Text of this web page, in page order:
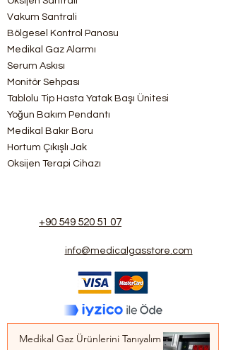
Vakum Santrali
Bölgesel Kontrol Panosu
Medikal Gaz Alarmı
Serum Askısı
Monitör Sehpası
Tablolu Tip Hasta Yatak Başı Ünitesi
Yoğun Bakım Pendantı
Medikal Bakır Boru
Hortum Çıkışlı Jak
Oksijen Terapi Cihazı
+90 549 520 51 07
info@medicalgasstore.com
Medikal Gaz Ürünlerini Tanıyalım